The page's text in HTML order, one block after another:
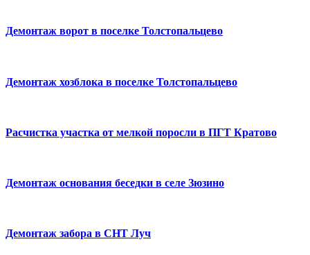
Демонтаж ворот в поселке Толстопальцево
Демонтаж хозблока в поселке Толстопальцево
Расчистка участка от мелкой поросли в ПГТ Кратово
Демонтаж основания беседки в селе Зюзино
Демонтаж забора в СНТ Луч